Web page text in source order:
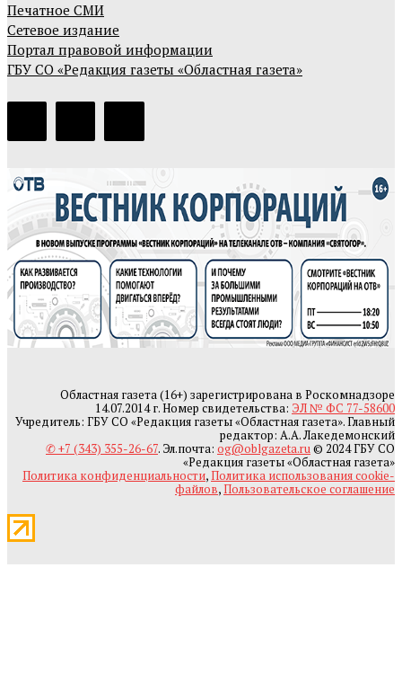
Печатное СМИ
Сетевое издание
Портал правовой информации
ГБУ СО «Редакция газеты «Областная газета»
Областная газета (16+) зарегистрирована в Роскомнадзоре
14.07.2014 г. Номер свидетельства: ЭЛ № ФС 77-58600
Учредитель: ГБУ СО «Редакция газеты «Областная газета». Главный
редактор: А.А. Лакедемонский
✆ +7 (343) 355-26-67. Эл.почта: og@oblgazeta.ru© 2024 ГБУ СО
«Редакция газеты «Областная газета»
Политика конфиденциальности,Политика использования cookie-
файлов,Пользовательское соглашение